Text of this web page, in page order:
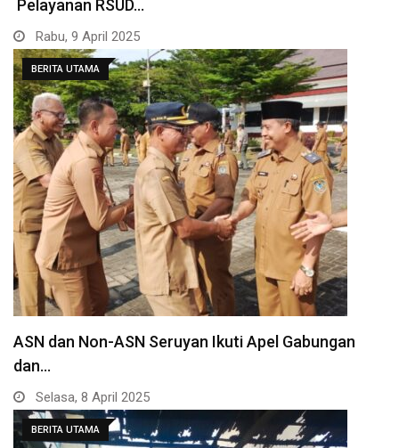
Pelayanan RSUD…
Rabu, 9 April 2025
BERITA UTAMA
ASN dan Non-ASN Seruyan Ikuti Apel Gabungan
dan…
Selasa, 8 April 2025
BERITA UTAMA